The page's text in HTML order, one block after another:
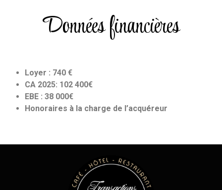
Données financières
Loyer : 740 €
CA 2025: 102 400€
EBE : 38 000€
Honoraires à la charge de l’acquéreur